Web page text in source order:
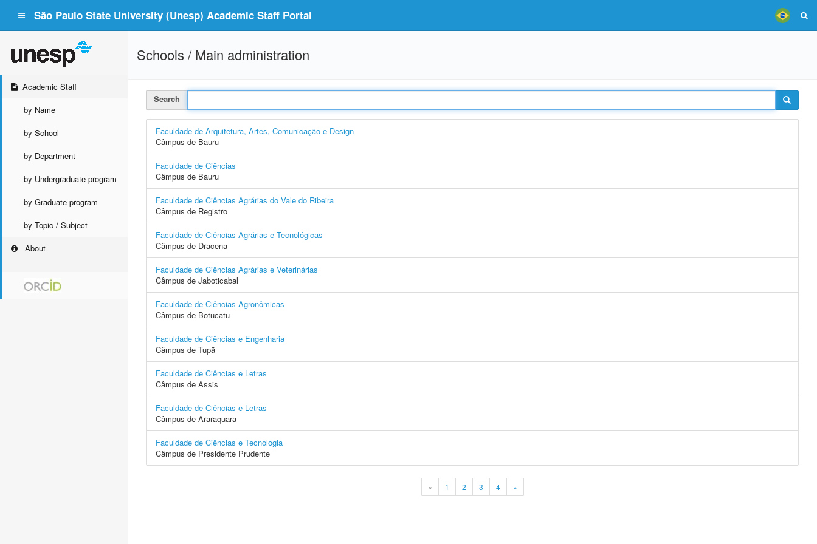
São Paulo State University (Unesp) Academic Staff Portal
Academic Staff
by Name
by School
by Department
by Undergraduate program
by Graduate program
by Topic / Subject
About
Schools / Main administration
Search
Faculdade de Arquitetura, Artes, Comunicação e Design
Câmpus de Bauru
Faculdade de Ciências
Câmpus de Bauru
Faculdade de Ciências Agrárias do Vale do Ribeira
Câmpus de Registro
Faculdade de Ciências Agrárias e Tecnológicas
Câmpus de Dracena
Faculdade de Ciências Agrárias e Veterinárias
Câmpus de Jaboticabal
Faculdade de Ciências Agronômicas
Câmpus de Botucatu
Faculdade de Ciências e Engenharia
Câmpus de Tupã
Faculdade de Ciências e Letras
Câmpus de Assis
Faculdade de Ciências e Letras
Câmpus de Araraquara
Faculdade de Ciências e Tecnologia
Câmpus de Presidente Prudente
« 1 2 3 4 »